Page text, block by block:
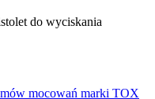
do wyciskania